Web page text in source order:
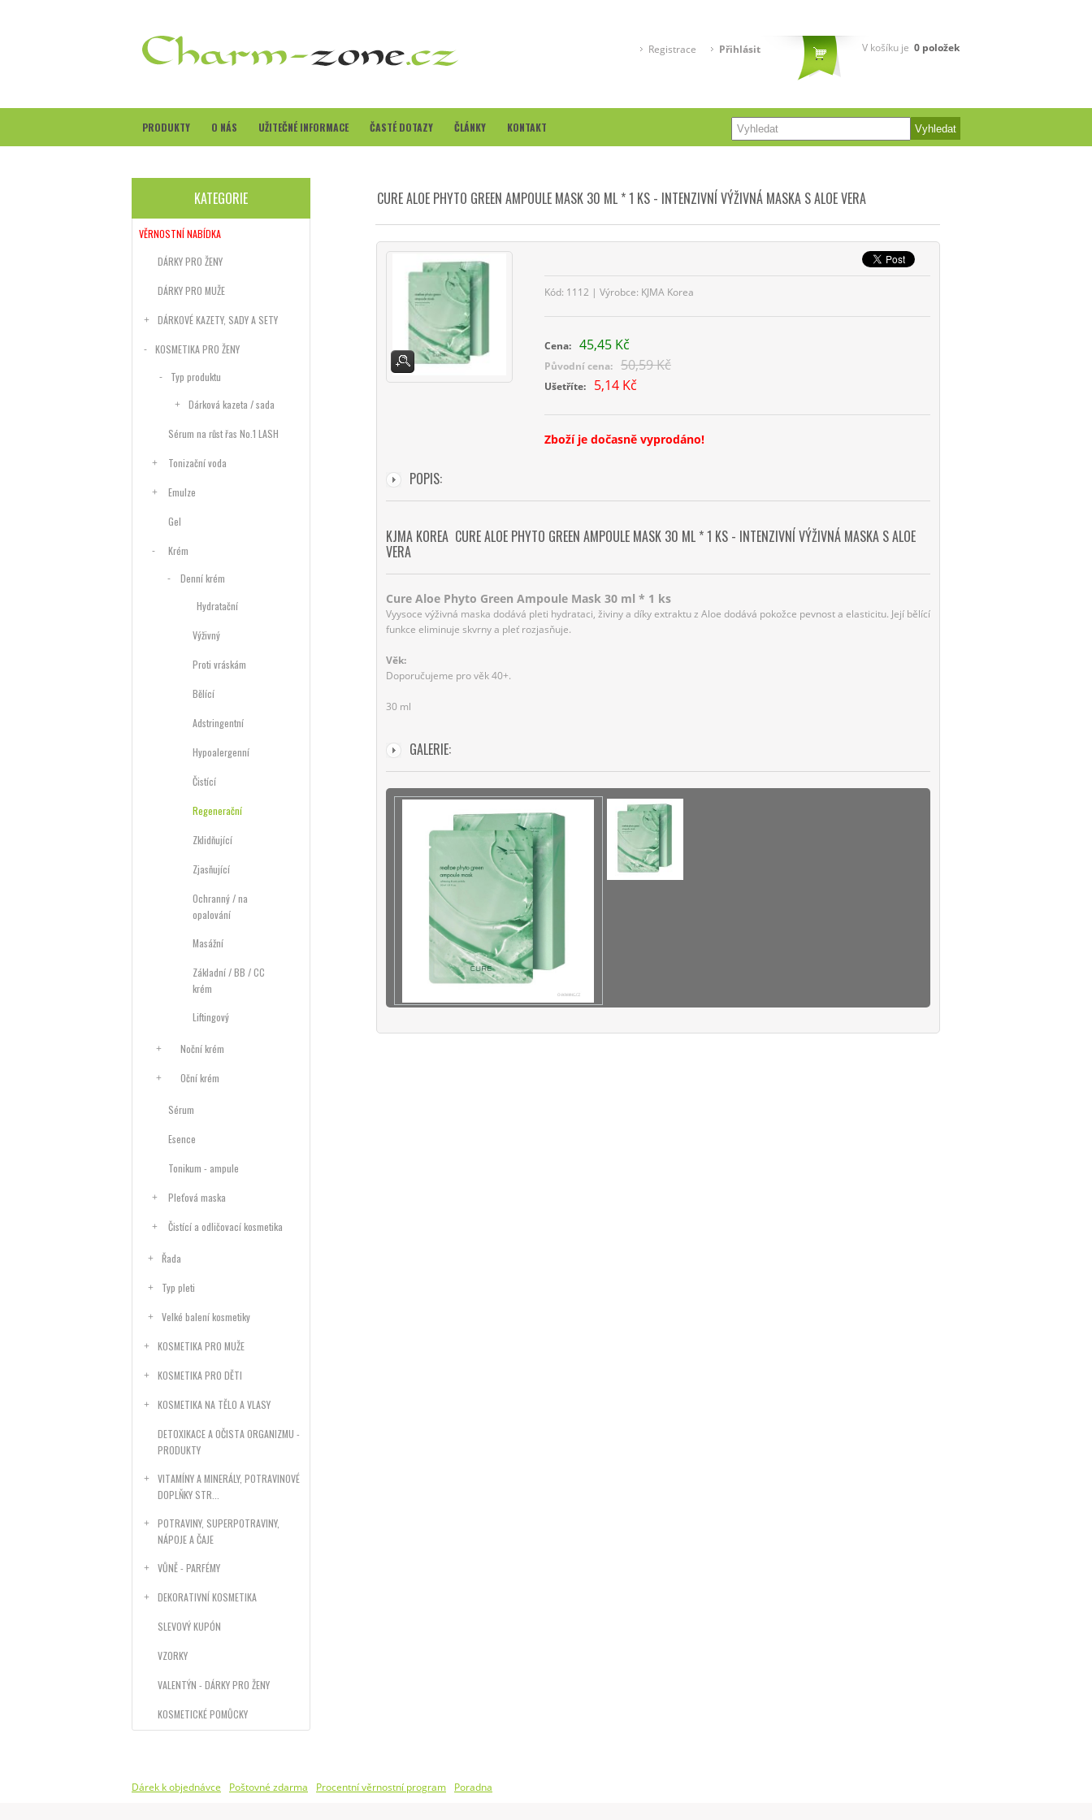
V košíku je 0 položek
Registrace Přihlásit
PRODUKTY O NÁS UŽITEČNÉ INFORMACE ČASTÉ DOTAZY ČLÁNKY KONTAKT
KATEGORIE
VĚRNOSTNÍ NABÍDKA
DÁRKY PRO ŽENY
DÁRKY PRO MUŽE
DÁRKOVÉ KAZETY, SADY A SETY
KOSMETIKA PRO ŽENY
Typ produktu
Dárková kazeta / sada
Sérum na růst řas No.1 LASH
Tonizační voda
Emulze
Gel
Krém
Denní krém
Hydratační
Výživný
Proti vráskám
Bělící
Adstringentní
Hypoalergenní
Čistící
Regenerační
Zklidňující
Zjasňující
Ochranný / na
opalování
Masážní
Základní / BB / CC
krém
Liftingový
Noční krém
Oční krém
Sérum
Esence
Tonikum - ampule
Pleťová maska
Čistící a odličovací kosmetika
Řada
Typ pleti
Velké balení kosmetiky
KOSMETIKA PRO MUŽE
KOSMETIKA PRO DĚTI
KOSMETIKA NA TĚLO A VLASY
DETOXIKACE A OČISTA ORGANIZMU -
PRODUKTY
VITAMÍNY A MINERÁLY, POTRAVINOVÉ
DOPLŇKY STR...
POTRAVINY, SUPERPOTRAVINY,
NÁPOJE A ČAJE
VŮNĚ - PARFÉMY
DEKORATIVNÍ KOSMETIKA
SLEVOVÝ KUPÓN
VZORKY
VALENTÝN - DÁRKY PRO ŽENY
KOSMETICKÉ POMŮCKY
CURE ALOE PHYTO GREEN AMPOULE MASK 30 ML * 1 KS - INTENZIVNÍ VÝŽIVNÁ MASKA S ALOE VERA
Kód: 1112 | Výrobce: KJMA Korea
Cena: 45,45 Kč
Původní cena: 50,59 Kč
Ušetříte: 5,14 Kč
Zboží je dočasně vyprodáno!
POPIS:
KJMA KOREA CURE ALOE PHYTO GREEN AMPOULE MASK 30 ML * 1 KS - INTENZIVNÍ VÝŽIVNÁ MASKA S ALOE
VERA
Cure Aloe Phyto Green Ampoule Mask 30 ml * 1 ks
Vyysoce výživná maska dodává pleti hydrataci, živiny a díky extraktu z Aloe dodává pokožce pevnost a elasticitu. Její bělící
funkce eliminuje skvrny a pleť rozjasňuje.
Věk:
Doporučujeme pro věk 40+.
30 ml
GALERIE:
Dárek k objednávce Poštovné zdarma Procentní věrnostní program Poradna